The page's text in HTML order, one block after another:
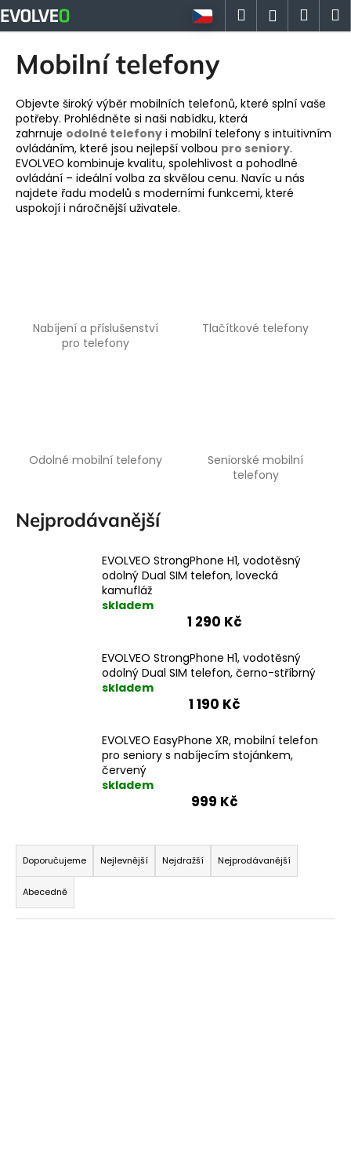
Přejít
na
obsah
Hledat
Mobilní telefony
Objevte široký výběr mobilních telefonů, které splní vaše
potřeby. Prohlédněte si naši nabídku, která
zahrnuje odolné telefony i mobilní telefony s intuitivním
ovládáním, které jsou nejlepší volbou pro seniory.
EVOLVEO kombinuje kvalitu, spolehlivost a pohodlné
ovládání – ideální volba za skvělou cenu. Navíc u nás
najdete řadu modelů s moderními funkcemi, které
uspokojí i náročnější uživatele.
Nabíjení a příslušenství
pro telefony
Tlačítkové telefony
Odolné mobilní telefony
Seniorské mobilní
telefony
Nejprodávanější
EVOLVEO StrongPhone H1, vodotěsný
odolný Dual SIM telefon, lovecká
kamufláž
skladem
1 290 Kč
EVOLVEO StrongPhone H1, vodotěsný
odolný Dual SIM telefon, černo-stříbrný
skladem
1 190 Kč
EVOLVEO EasyPhone XR, mobilní telefon
pro seniory s nabíjecím stojánkem,
červený
skladem
999 Kč
Ř
a
z
e
n
Doporučujeme Nejlevnější Nejdražší Nejprodávanější
Abecedně
K
o
o
p
o
t
ř
e
HLEDAT